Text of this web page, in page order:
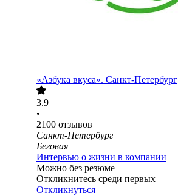
«Азбука вкуса». Санкт-Петербург
3.9
•
2100 отзывов
Санкт-Петербург
Беговая
Интервью о жизни в компании
Можно без резюме
Откликнитесь среди первых
Откликнуться